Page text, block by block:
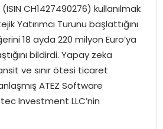
CH1427490276) kullanılmak
Yatırımcı Turunu başlattığını
18 ayda 220 milyon Euro’ya
bildirdi. Yapay zeka
ve sınır ötesi ticaret
ATEZ Software
Investment LLC’nin